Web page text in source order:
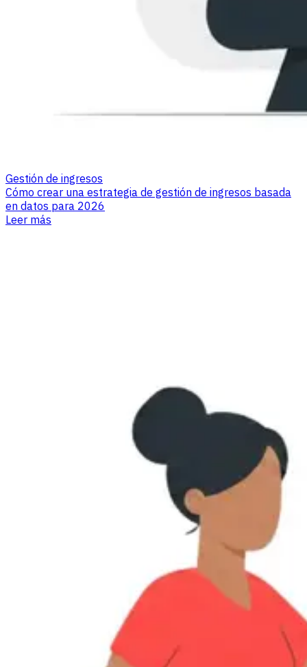
Gestión de ingresos
Cómo crear una estrategia de gestión de ingresos basada
en datos para 2026
Leer más